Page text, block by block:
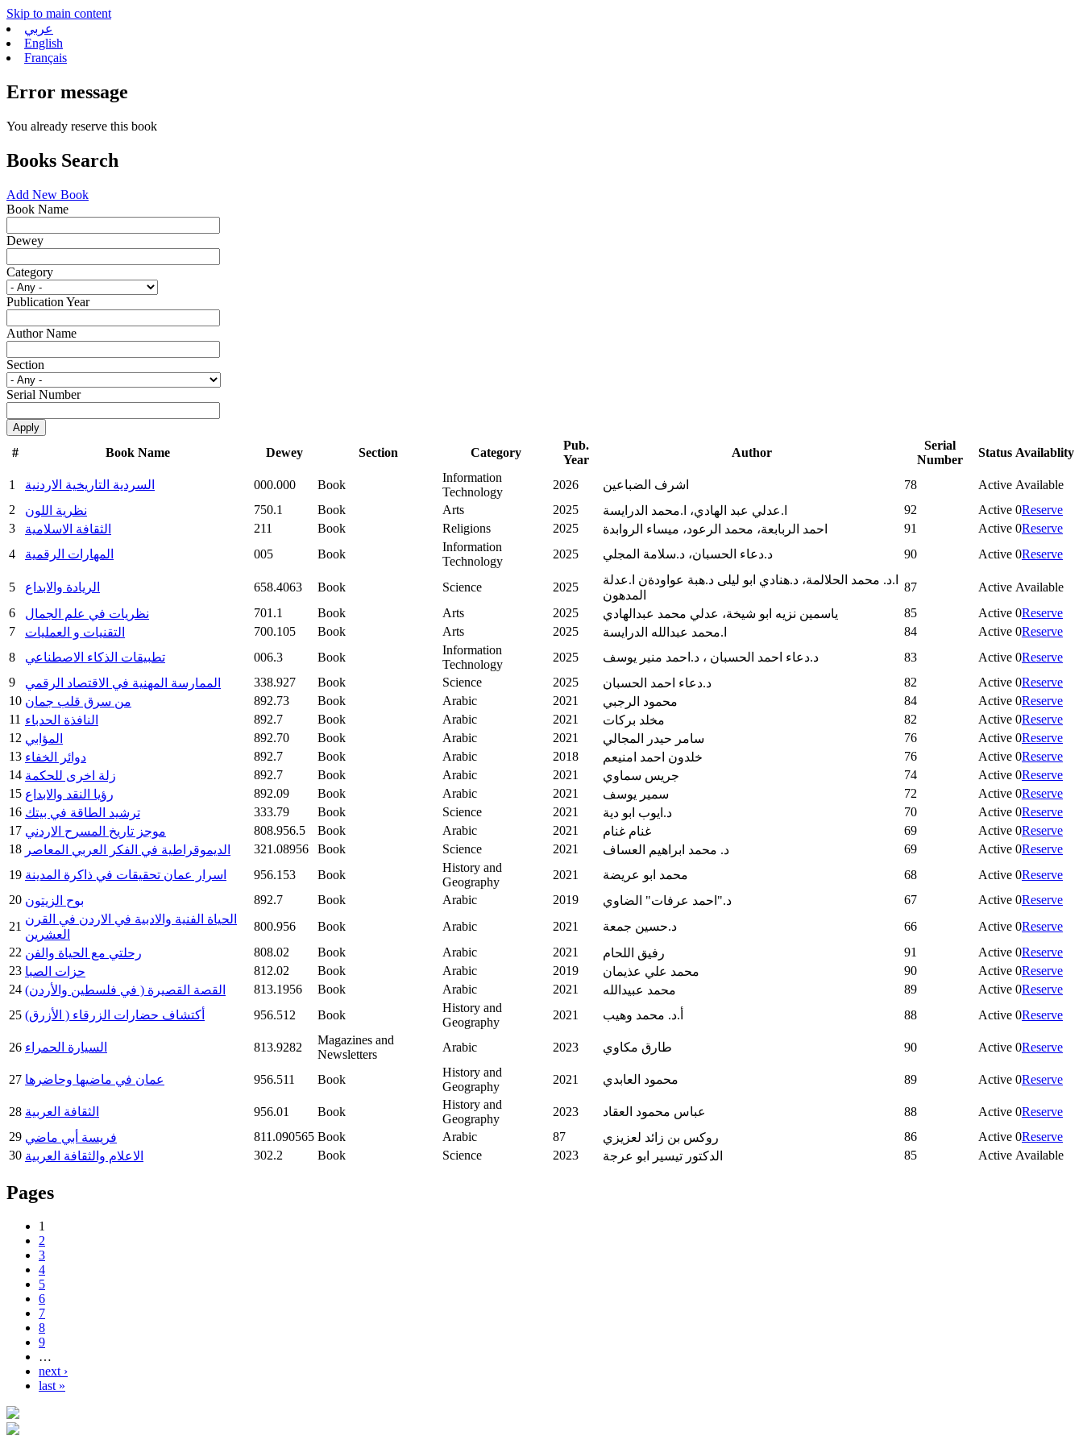
Skip to main content
عربي
English
Français
Error message
You already reserve this book
Books Search
Add New Book
Book Name
Dewey
Category
Publication Year
Author Name
Section
Serial Number
# Book Name Dewey Section Category
Pub.
Year
Author
Serial
Number
Status Availablity
1 السردية التاريخية الاردنية 000.000 Book
Information
Technology
2026 اشرف الضباعين 78 Active Available
2
نظرية اللون 750.1 Book Arts 2025 ا.عدلي عبد الهادي، ا.محمد الدرايسة 92 Active 0Reserve
3
الثقافة الاسلامية 211 Book Religions 2025 احمد الربابعة، محمد الرعود، ميساء الروابدة 91 Active 0Reserve
4
المهارات الرقمية 005 Book
Information
Technology
2025 د.دعاء الحسبان، د.سلامة المجلي 90 Active 0Reserve
5 الريادة والابداع 658.4063 Book Science 2025
ا.د. محمد الحلالمة، د.هنادي ابو ليلى د.هبة عواودةن ا.عدلة
المدهون
87 Active Available
6
نظريات في علم الجمال 701.1 Book Arts 2025 ياسمين نزيه ابو شيخة، عدلي محمد عبدالهادي 85 Active 0Reserve
7
التقنيات و العمليات 700.105 Book Arts 2025 ا.محمد عبدالله الدرايسة 84 Active 0Reserve
8
تطبيقات الذكاء الاصطناعي 006.3 Book
Information
Technology
2025 د.دعاء احمد الحسبان ، د.احمد منير يوسف 83 Active 0Reserve
9
الممارسة المهنية في الاقتصاد الرقمي 338.927 Book Science 2025 د.دعاء احمد الحسبان 82 Active 0Reserve
10 من سرق قلب جمان 892.73 Book Arabic 2021 محمود الرجبي 84 Active 0Reserve
11 النافذة الحدباء 892.7 Book Arabic 2021 مخلد بركات 82 Active 0Reserve
12 المؤابي 892.70 Book Arabic 2021 سامر حيدر المجالي 76 Active 0Reserve
13 دوائر الخفاء 892.7 Book Arabic 2018 خلدون احمد امنيعم 76 Active 0Reserve
14 زلة اخرى للحكمة 892.7 Book Arabic 2021 جريس سماوي 74 Active 0Reserve
15 رؤيا النقد والابداع 892.09 Book Arabic 2021 سمير يوسف 72 Active 0Reserve
16 ترشيد الطاقة في بيتك 333.79 Book Science 2021 د.ايوب ابو دية 70 Active 0Reserve
17 موجز تاريخ المسرح الاردني 808.956.5 Book Arabic 2021 غنام غنام 69 Active 0Reserve
18 الديموقراطية في الفكر العربي المعاصر 321.08956 Book Science 2021 د. محمد ابراهيم العساف 69 Active 0Reserve
19 اسرار عمان تحقيقات في ذاكرة المدينة 956.153 Book
History and
Geography
2021 محمد ابو عريضة 68 Active 0Reserve
20 بوح الزيتون 892.7 Book Arabic 2019 د."احمد عرفات" الضاوي 67 Active 0Reserve
21
الحياة الفنية والادبية في الاردن في القرن
العشرين
800.956 Book Arabic 2021 د.حسين جمعة 66 Active 0Reserve
22 رحلتي مع الحياة والفن 808.02 Book Arabic 2021 رفيق اللحام 91 Active 0Reserve
23 حزات الصبا 812.02 Book Arabic 2019 محمد علي عذيمان 90 Active 0Reserve
24 القصة القصيرة ( في فلسطين والأردن) 813.1956 Book Arabic 2021 محمد عبيدالله 89 Active 0Reserve
25 أكتشاف حضارات الزرقاء ( الأزرق) 956.512 Book
History and
Geography
2021 أ.د. محمد وهيب 88 Active 0Reserve
26 السيارة الحمراء 813.9282
Magazines and
Newsletters
Arabic 2023 طارق مكاوي 90 Active 0Reserve
27 عمان في ماضيها وحاضرها 956.511 Book
History and
Geography
2021 محمود العابدي 89 Active 0Reserve
28 الثقافة العربية 956.01 Book
History and
Geography
2023 عباس محمود العقاد 88 Active 0Reserve
29 فريسة أبي ماضي 811.090565 Book Arabic 87 روكس بن زائد لعزيزي 86 Active 0Reserve
30 الاعلام والثقافة العربية 302.2 Book Science 2023 الدكتور تيسير ابو عرجة 85 Active Available
Pages
1
2
3
4
5
6
7
8
9
…
next ›
last »